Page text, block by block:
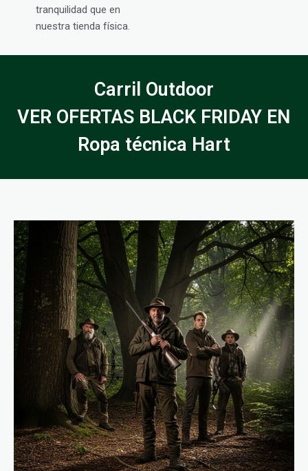
tranquilidad que en
nuestra tienda física.
Carril Outdoor
VER OFERTAS BLACK FRIDAY EN
Ropa técnica Hart